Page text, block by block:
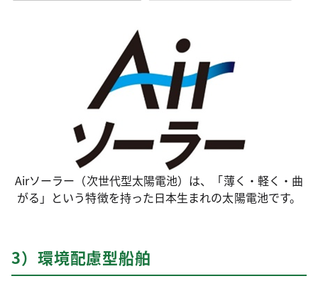
Airソーラー（次世代型太陽電池）は、「薄く・軽く・曲
がる」という特徴を持った日本生まれの太陽電池です。
3）環境配慮型船舶